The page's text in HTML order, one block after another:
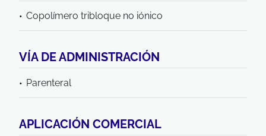
Copolímero tribloque no iónico
VÍA DE ADMINISTRACIÓN
Parenteral
APLICACIÓN COMERCIAL